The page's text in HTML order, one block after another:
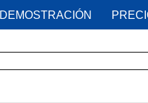
DEMOSTRACIÓN